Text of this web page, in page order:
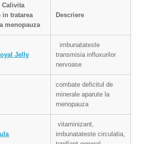
Calivita
in tratarea
menopauza
Descriere
Jelly
imbunatateste
transmisia influxurilor
nervoase
combate deficitul de
minerale aparute la
menopauza
vitaminizant,
imbunatateste circulatia,